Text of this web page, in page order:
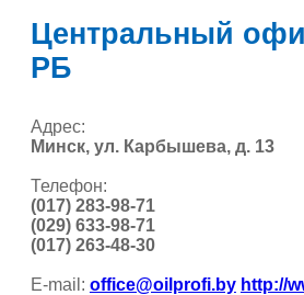
Центральный
РБ
Адрес:
Минск, ул. Карбышева, д. 13
Телефон:
(017) 283-98-71
(029) 633-98-71
(017) 263-48-30
E-mail: office@oilprofi.by http://